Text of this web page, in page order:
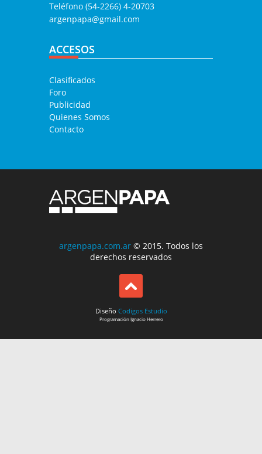
Teléfono (54-2266) 4-20703
argenpapa@gmail.com
ACCESOS
Clasificados
Foro
Publicidad
Quienes Somos
Contacto
argenpapa.com.ar © 2015. Todos los
derechos reservados
Diseño Codigos Estudio
ProgramaciónIgnacio Herrero